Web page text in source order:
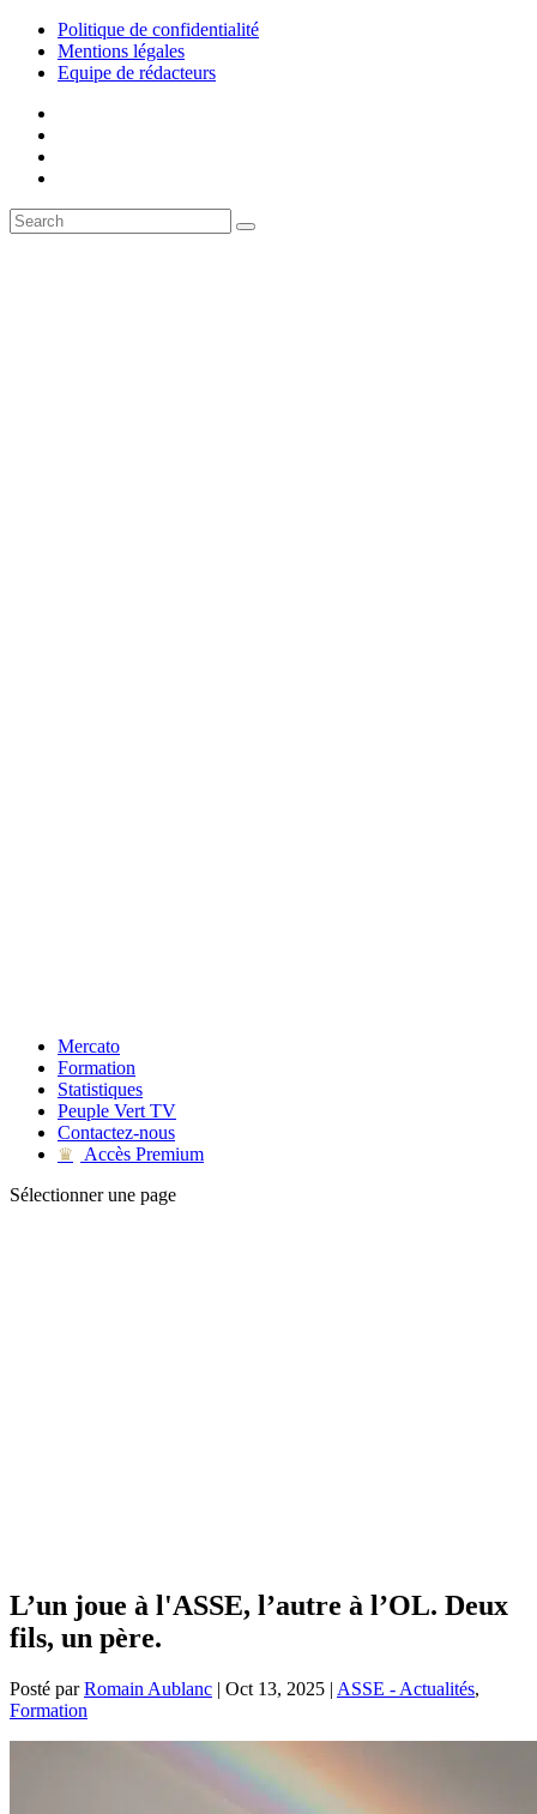
Politique de confidentialité
Mentions légales
Equipe de rédacteurs
Mercato
Formation
Statistiques
Peuple Vert TV
Contactez-nous
♛
Accès Premium
Sélectionner une page
L’un joue à l'ASSE, l’autre à l’OL. Deux
fils, un père.
Posté parRomain Aublanc | Oct 13, 2025 | ASSE - Actualités,
Formation